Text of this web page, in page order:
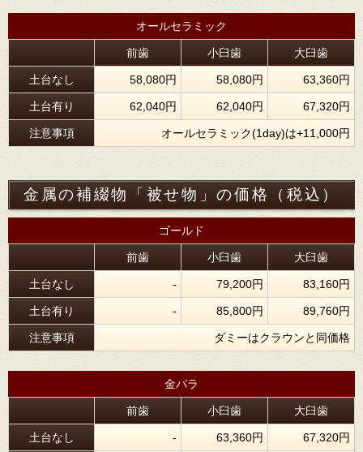
オールセラミック
前歯 小臼歯 大臼歯
土台なし 58,080円 58,080円 63,360円
土台有り 62,040円 62,040円 67,320円
注意事項 オールセラミック(1day)は+11,000円
金属の補綴物「被せ物」の価格（税込）
ゴールド
前歯 小臼歯 大臼歯
土台なし - 79,200円 83,160円
土台有り - 85,800円 89,760円
注意事項 ダミーはクラウンと同価格
金パラ
前歯 小臼歯 大臼歯
土台なし - 63,360円 67,320円